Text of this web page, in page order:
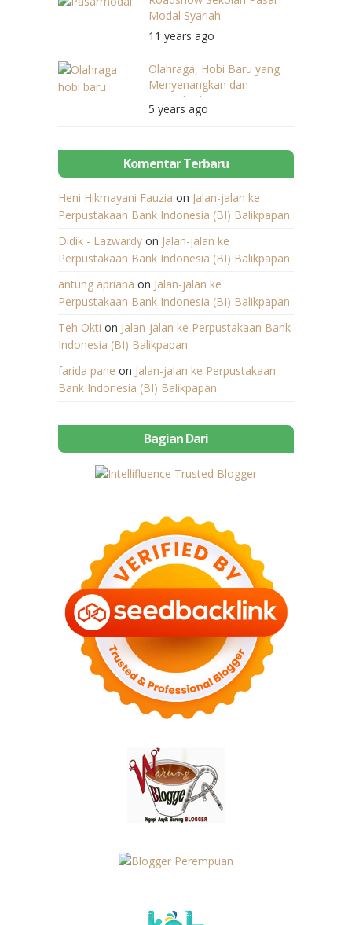
Modal Syariah
11 years ago
Olahraga, Hobi Baru yang
Menyenangkan dan
Menyehatkan
5 years ago
Komentar Terbaru
Heni Hikmayani Fauzia on Jalan-jalan ke
Perpustakaan Bank Indonesia (BI) Balikpapan
Didik - Lazwardy on Jalan-jalan ke
Perpustakaan Bank Indonesia (BI) Balikpapan
antung apriana on Jalan-jalan ke
Perpustakaan Bank Indonesia (BI) Balikpapan
Teh Okti on Jalan-jalan ke Perpustakaan Bank
Indonesia (BI) Balikpapan
farida pane on Jalan-jalan ke Perpustakaan
Bank Indonesia (BI) Balikpapan
Bagian Dari